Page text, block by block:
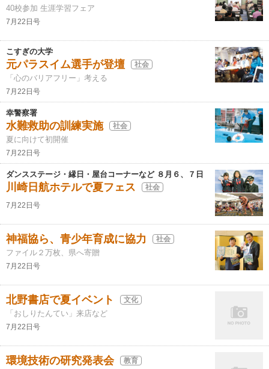
40校参加 生涯学習フェア
7月22日号
こすぎの大学
元パラスイム選手が登壇 社会
「心のバリアフリー」考える
7月22日号
幸警察署
水難救助の訓練実施 社会
夏に向けて初開催
7月22日号
ダンスステージ・縁日・屋台コーナーなど ８月６、７日
川崎日航ホテルで夏フェス 社会
7月22日号
神福協ら、青少年育成に協力 社会
ファイル２万枚、県へ寄贈
7月22日号
北野書店で夏イベント 文化
「おしりたんてい」来店など
7月22日号
環境技術の研究発表会 教育